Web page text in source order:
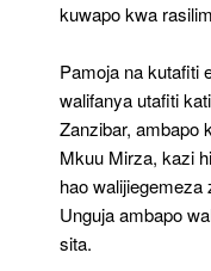
kuwapo kwa
Pamoja na kutafiti
walifanya utafiti
Zanzibar, ambapo
Mkuu Mirza, kazi
hao
Unguja ambapo
sita.